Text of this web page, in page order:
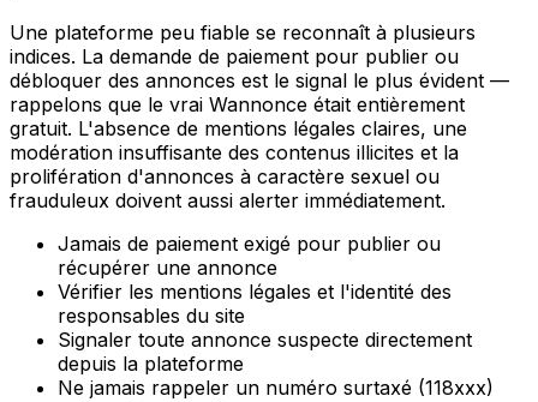
Une plateforme peu fiable se reconnaît à plusieurs
indices. La demande de paiement pour publier ou
débloquer des annonces est le signal le plus évident —
rappelons que le vrai Wannonce était entièrement
gratuit. L'absence de mentions légales claires, une
modération insuffisante des contenus illicites et la
prolifération d'annonces à caractère sexuel ou
frauduleux doivent aussi alerter immédiatement.
Jamais de paiement exigé pour publier ou
récupérer une annonce
Vérifier les mentions légales et l'identité des
responsables du site
Signaler toute annonce suspecte directement
depuis la plateforme
Ne jamais rappeler un numéro surtaxé (118xxx)